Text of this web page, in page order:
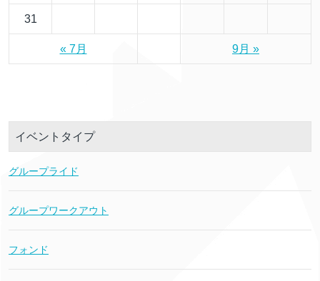
31
« 7月 9月 »
イベントタイプ
グループライド
グループワークアウト
フォンド